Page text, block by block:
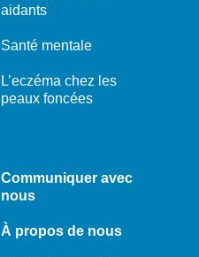
aidants
Santé mentale
L’eczéma chez les
peaux foncées
Communiquer avec
nous
À propos de nous